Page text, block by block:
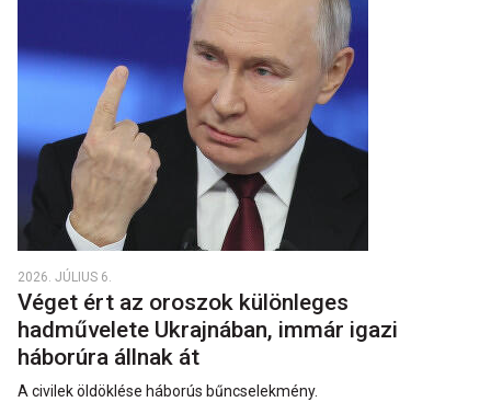
2026. JÚLIUS 6.
Véget ért az oroszok különleges
hadművelete Ukrajnában, immár igazi
háborúra állnak át
A civilek öldöklése háborús bűncselekmény.